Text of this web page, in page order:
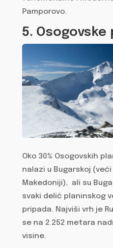
Pamporovo.
5. Osogovske
Oko 30% Osogovskih
nalazi u Bugarskoj (veći
Makedoniji), ali su
svaki delić planinskog
pripada. Najviši vrh je
se na 2.252 metara
visine.